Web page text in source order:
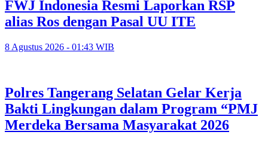
FWJ Indonesia Resmi Laporkan RSP
alias Ros dengan Pasal UU ITE
8 Agustus 2026 - 01:43 WIB
Polres Tangerang Selatan Gelar Kerja
Bakti Lingkungan dalam Program “PMJ
Merdeka Bersama Masyarakat 2026